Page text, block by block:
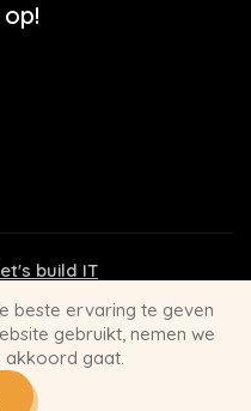
build IT
beste ervaring te geven
gebruikt, nemen we
akkoord gaat.